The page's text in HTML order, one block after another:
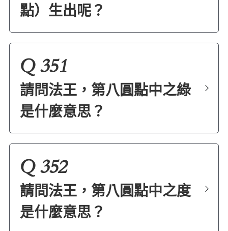
點）生出呢？
Q 351
請問法王，第八圓點中之綠
是什麼意思？
Q 352
請問法王，第八圓點中之度
是什麼意思？